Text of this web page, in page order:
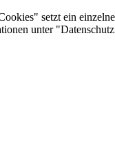
setzt ein
unter